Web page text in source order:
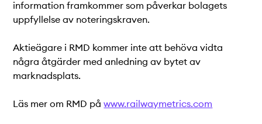
information framkommer som påverkar bolagets
uppfyllelse av noteringskraven.
Aktieägare i RMD kommer inte att behöva vidta
några åtgärder med anledning av bytet av
marknadsplats.
Läs mer om RMD påwww.railwaymetrics.com